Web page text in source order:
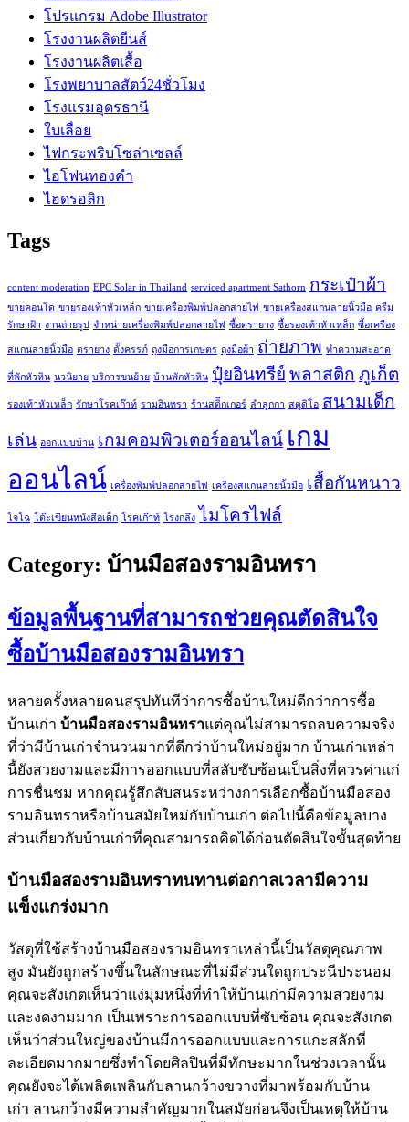
โปรแกรม Adobe Illustrator
โรงงานผลิตยีนส์
โรงงานผลิตเสื้อ
โรงพยาบาลสัตว์24ชั่วโมง
โรงแรมอุดรธานี
ใบเลื่อย
ไฟกระพริบโซล่าเซลล์
ไอโฟนทองคำ
ไฮดรอลิก
Tags
content moderation EPC Solar in Thailand serviced apartment Sathorn กระเป๋าผ้า
ขายคอนโด ขายรองเท้าหัวเหล็ก ขายเครื่องพิมพ์ปลอกสายไฟ ขายเครื่องสแกนลายนิ้วมือ ครีม
รักษาฝ้า งานถ่ายรูป จำหน่ายเครื่องพิมพ์ปลอกสายไฟ ซื้อตรายาง ซื้อรองเท้าหัวเหล็ก ซื้อเครื่อง
สแกนลายนิ้วมือ ตรายาง ตั้งครรภ์ ถุงมือการเกษตร ถุงมือผ้า ถ่ายภาพ ทำความสะอาด
ที่พักหัวหิน นวนิยาย บริการขนย้าย บ้านพักหัวหิน ปุ๋ยอินทรีย์ พลาสติก ภูเก็ต
รองเท้าหัวเหล็ก รักษาโรคเก๊าท์ รามอินทรา ร้านสติีกเกอร์ ลำลูกกา สตูดิโอ สนามเด็ก
เล่น ออกแบบบ้าน เกมคอมพิวเตอร์ออนไลน์ เกม
ออนไลน์ เครื่องพิมพ์ปลอกสายไฟ เครื่องสแกนลายนิ้วมือ เสื้อกันหนาว
โจโฉ โต๊ะเขียนหนังสือเด็ก โรคเก๊าท์ โรงกลึง ไมโครไฟล์
Category: บ้านมือสองรามอินทรา
ข้อมูลพื้นฐานที่สามารถช่วยคุณตัดสินใจ
ซื้อบ้านมือสองรามอินทรา
หลายครั้งหลายคนสรุปทันทีว่าการซื้อบ้านใหม่ดีกว่าการซื้อ
บ้านเก่า บ้านมือสองรามอินทราแต่คุณไม่สามารถลบความจริง
ที่ว่ามีบ้านเก่าจำนวนมากที่ดีกว่าบ้านใหม่อยู่มาก บ้านเก่าเหล่า
นี้ยังสวยงามและมีการออกแบบที่สลับซับซ้อนเป็นสิ่งที่ควรค่าแก่
การชื่นชม หากคุณรู้สึกสับสนระหว่างการเลือกซื้อบ้านมือสอง
รามอินทราหรือบ้านสมัยใหม่กับบ้านเก่า ต่อไปนี้คือข้อมูลบาง
ส่วนเกี่ยวกับบ้านเก่าที่คุณสามารถคิดได้ก่อนตัดสินใจขั้นสุดท้าย
บ้านมือสองรามอินทราทนทานต่อกาลเวลามีความ
แข็งแกร่งมาก
วัสดุที่ใช้สร้างบ้านมือสองรามอินทราเหล่านี้เป็นวัสดุคุณภาพ
สูง มันยังถูกสร้างขึ้นในลักษณะที่ไม่มีส่วนใดถูกประนีประนอม
คุณจะสังเกตเห็นว่าแง่มุมหนึ่งที่ทำให้บ้านเก่ามีความสวยงาม
และงดงามมาก เป็นเพราะการออกแบบที่ซับซ้อน คุณจะสังเกต
เห็นว่าส่วนใหญ่ของบ้านมีการออกแบบและการแกะสลักที่
ละเอียดมากมายซึ่งทำโดยศิลปินที่มีทักษะมากในช่วงเวลานั้น
คุณยังจะได้เพลิดเพลินกับลานกว้างขวางที่มาพร้อมกับบ้าน
เก่า ลานกว้างมีความสำคัญมากในสมัยก่อนจึงเป็นเหตุให้บ้าน